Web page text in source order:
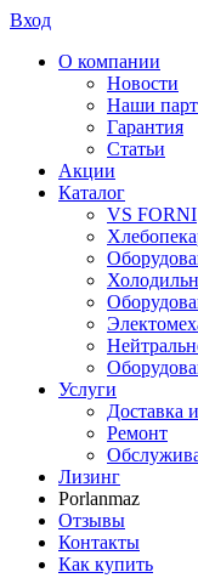
Вход
О компании
Новости
Наши
Гарантия
Статьи
Акции
Каталог
VS FORNI
Услуги
Доставка
Ремонт
Лизинг
Porlanmaz
Отзывы
Контакты
Как купить